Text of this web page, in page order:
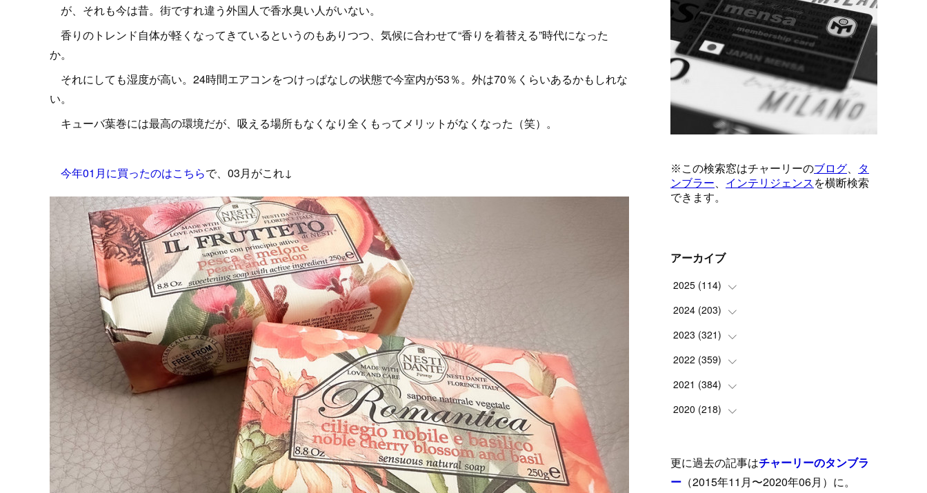
が、それも今は昔。街ですれ違う外国人で香水臭い人がいない。
香りのトレンド自体が軽くなってきているというのもありつつ、気候に合わせて“香りを着替える”時代になった
か。
それにしても湿度が高い。24時間エアコンをつけっぱなしの状態で今室内が53％。外は70％くらいあるかもしれな
い。
キューバ葉巻には最高の環境だが、吸える場所もなくなり全くもってメリットがなくなった（笑）。
今年01月に買ったのはこちらで、03月がこれ↓
アーカイブ
2025 (114)
(1)
(8)
(6)
(9)
(5 )
15
(24)
2024 (203)
(24)
(10)
(18)
(17)
16
(12)
2023 (321)
(25)
(17)
(35)
33 )
(26)
2022 (359)
(42)
(37)
(31)
(31)
2021 (384)
(9)
(39)
(23)
2020 (218)
(24)
(42)
更に過去の記事はチャーリーのタンブラ
ー （2015年11月〜2020年06月）に。